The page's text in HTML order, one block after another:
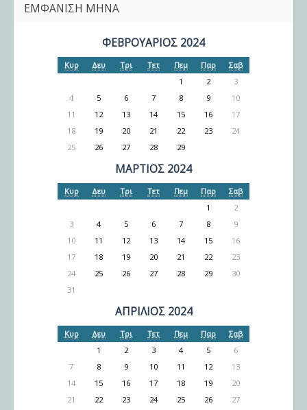
ΕΜΦΆΝΙΣΗ ΜΉΝΑ
ΦΕΒΡΟΥΆΡΙΟΣ 2024
Κυρ Δευ Τρι Τετ Πεμ Παρ
Σαβ
1
2
3
4
5 6 7 8 9
10
11
12 13 14 15 16
17
18
19 20 21 22 23
24
25
26 27 28 29
ΜΆΡΤΙΟΣ 2024
Κυρ Δευ Τρι Τετ Πεμ Παρ
Σαβ
1
2
3
4 5 6 7 8
9
10
11 12 13 14 15
16
17
18 19 20 21 22
23
24
25 26 27 28 29
30
31
ΑΠΡΊΛΙΟΣ 2024
Κυρ Δευ Τρι Τετ Πεμ Παρ
Σαβ
1
2 3 4 5
6
7
8 9 10 11 12
13
14
15 16 17 18 19
20
21
22 23 24 25 26 27